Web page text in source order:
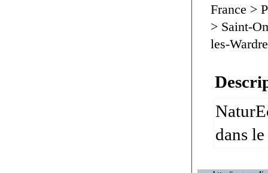
France >
> Saint-
les-
dans